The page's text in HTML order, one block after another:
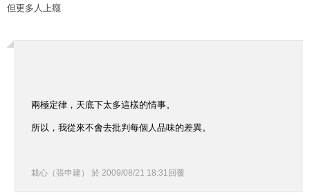
但更多人上癮
兩極定律，天底下太多這樣的情事。
所以，我從來不會去批判每個人品味的差異。
栽心（張申建） 於 2009/08/21 18:31 回覆